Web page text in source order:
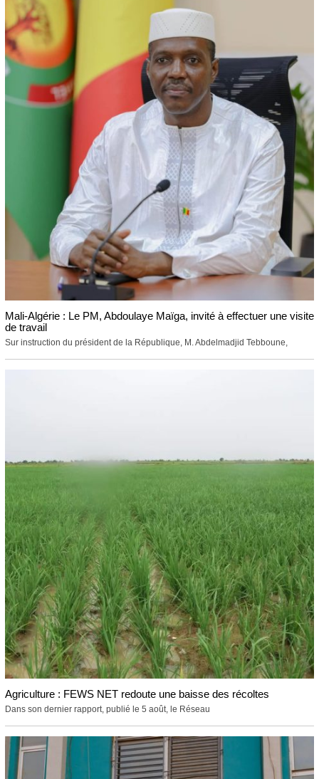
Mali-Algérie : Le PM, Abdoulaye Maïga, invité à effectuer une visite
de travail
Sur instruction du président de la République, M. Abdelmadjid Tebboune,
Agriculture : FEWS NET redoute une baisse des récoltes
Dans son dernier rapport, publié le 5 août, le Réseau